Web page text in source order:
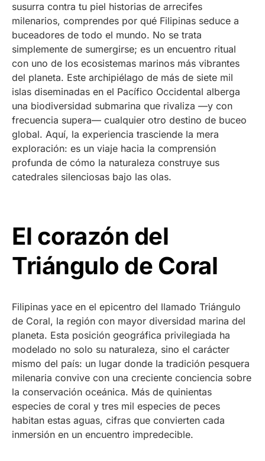
susurra contra tu piel historias de arrecifes
milenarios, comprendes por qué Filipinas seduce a
buceadores de todo el mundo. No se trata
simplemente de sumergirse; es un encuentro ritual
con uno de los ecosistemas marinos más vibrantes
del planeta. Este archipiélago de más de siete mil
islas diseminadas en el Pacífico Occidental alberga
una biodiversidad submarina que rivaliza —y con
frecuencia supera— cualquier otro destino de buceo
global. Aquí, la experiencia trasciende la mera
exploración: es un viaje hacia la comprensión
profunda de cómo la naturaleza construye sus
catedrales silenciosas bajo las olas.
El corazón del
Triángulo de Coral
Filipinas yace en el epicentro del llamado Triángulo
de Coral, la región con mayor diversidad marina del
planeta. Esta posición geográfica privilegiada ha
modelado no solo su naturaleza, sino el carácter
mismo del país: un lugar donde la tradición pesquera
milenaria convive con una creciente conciencia sobre
la conservación oceánica. Más de quinientas
especies de coral y tres mil especies de peces
habitan estas aguas, cifras que convierten cada
inmersión en un encuentro impredecible.